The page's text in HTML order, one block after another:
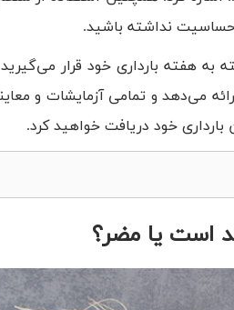
حساسیت نداشته باشید.
به هفته بارداری خود قرار
می‌دهد و تمامی آزمایشات و
خود دریافت خواهید کرد.
است یا مضر؟